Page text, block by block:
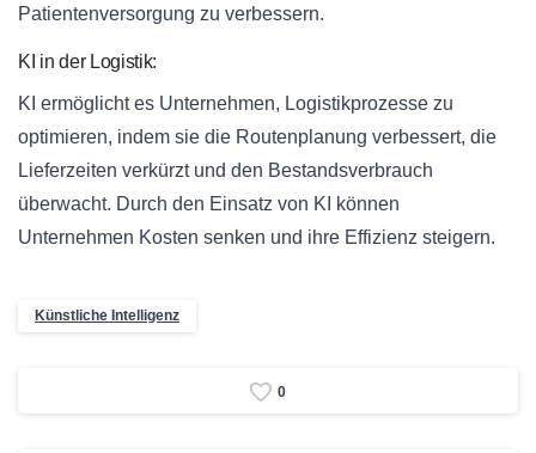
Patientenversorgung zu verbessern.
KI in der Logistik:
KI ermöglicht es Unternehmen, Logistikprozesse zu
optimieren, indem sie die Routenplanung verbessert, die
Lieferzeiten verkürzt und den Bestandsverbrauch
überwacht. Durch den Einsatz von KI können
Unternehmen Kosten senken und ihre Effizienz steigern.
Künstliche Intelligenz
0